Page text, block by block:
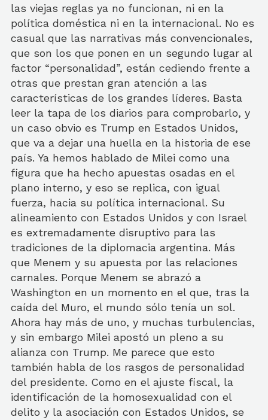
las viejas reglas ya no funcionan, ni en la
política doméstica ni en la internacional. No es
casual que las narrativas más convencionales,
que son los que ponen en un segundo lugar al
factor “personalidad”, están cediendo frente a
otras que prestan gran atención a las
características de los grandes líderes. Basta
leer la tapa de los diarios para comprobarlo, y
un caso obvio es Trump en Estados Unidos,
que va a dejar una huella en la historia de ese
país. Ya hemos hablado de Milei como una
figura que ha hecho apuestas osadas en el
plano interno, y eso se replica, con igual
fuerza, hacia su política internacional. Su
alineamiento con Estados Unidos y con Israel
es extremadamente disruptivo para las
tradiciones de la diplomacia argentina. Más
que Menem y su apuesta por las relaciones
carnales. Porque Menem se abrazó a
Washington en un momento en el que, tras la
caída del Muro, el mundo sólo tenía un sol.
Ahora hay más de uno, y muchas turbulencias,
y sin embargo Milei apostó un pleno a su
alianza con Trump. Me parece que esto
también habla de los rasgos de personalidad
del presidente. Como en el ajuste fiscal, la
identificación de la homosexualidad con el
delito y la asociación con Estados Unidos, se